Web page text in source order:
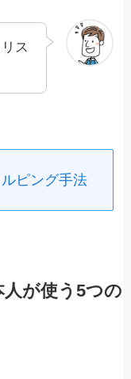
ス
ピング手法
が使う5つの